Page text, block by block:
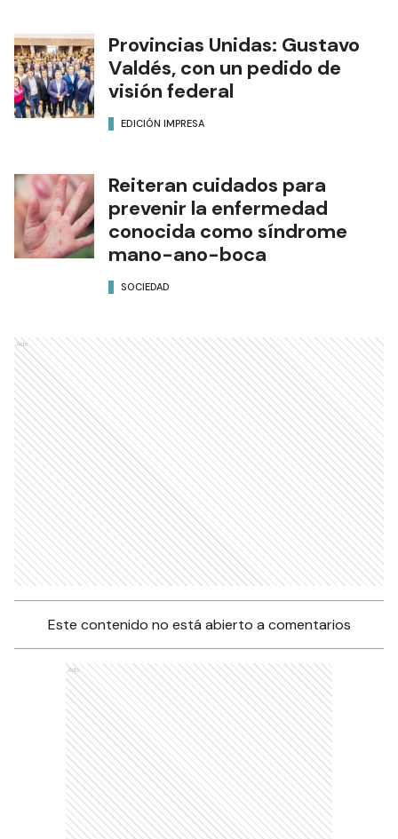
Provincias Unidas: Gustavo
Valdés, con un pedido de
visión federal
EDICIÓN IMPRESA
Reiteran cuidados para
prevenir la enfermedad
conocida como síndrome
mano-ano-boca
SOCIEDAD
Ads
Este contenido no está abierto a comentarios
Ads